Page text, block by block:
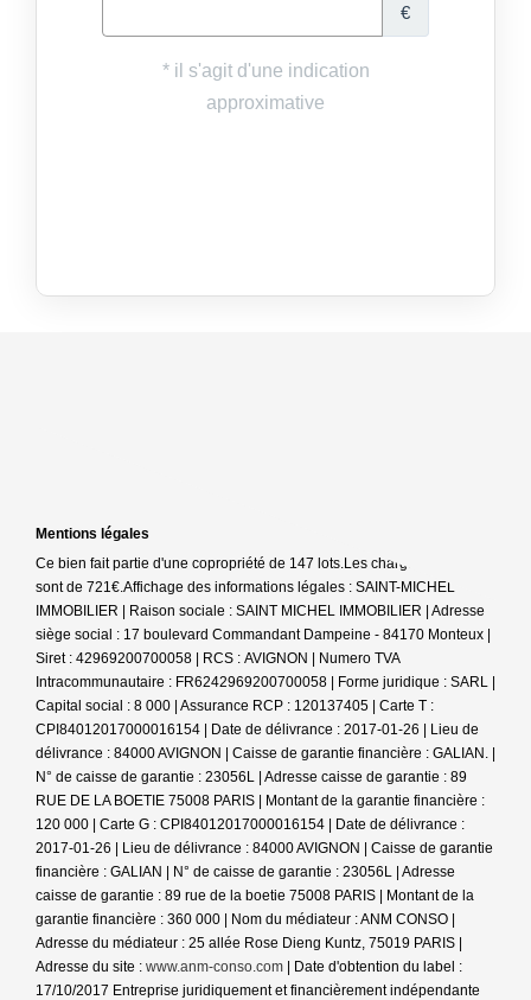
Mentions légales
Ce bien fait partie d'une copropriété de 147 lots.Les charges annuelles
sont de 721€. Affichage des informations légales : SAINT-MICHEL
IMMOBILIER | Raison sociale : SAINT MICHEL IMMOBILIER | Adresse
siège social : 17 boulevard Commandant Dampeine - 84170 Monteux |
Siret : 42969200700058 | RCS : AVIGNON | Numero TVA
Intracommunautaire : FR6242969200700058 | Forme juridique : SARL |
Capital social : 8 000 | Assurance RCP : 120137405 | Carte T :
CPI84012017000016154 | Date de délivrance : 2017-01-26 | Lieu de
délivrance : 84000 AVIGNON | Caisse de garantie financière : GALIAN. |
N° de caisse de garantie : 23056L | Adresse caisse de garantie : 89
RUE DE LA BOETIE 75008 PARIS | Montant de la garantie financière :
120 000 | Carte G : CPI84012017000016154 | Date de délivrance :
2017-01-26 | Lieu de délivrance : 84000 AVIGNON | Caisse de garantie
financière : GALIAN | N° de caisse de garantie : 23056L | Adresse
caisse de garantie : 89 rue de la boetie 75008 PARIS | Montant de la
garantie financière : 360 000 | Nom du médiateur : ANM CONSO |
Adresse du médiateur : 25 allée Rose Dieng Kuntz, 75019 PARIS |
Adresse du site : www.anm-conso.com | Date d'obtention du label :
17/10/2017 Entreprise juridiquement et financièrement indépendante